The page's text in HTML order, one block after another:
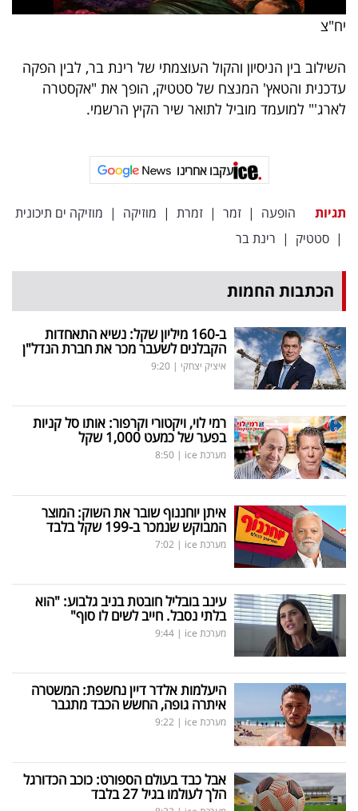
יח"צ
השילוב בין הניסיון והקול העוצמתי של רינת בר, לבין הפקה
עדכנית והטאץ' המנצח של סטטיק, הופך את "אקסטרה
לארג'" למועמד מוביל לתואר שיר הקיץ הרשמי.
עקבו אחרינו
תגיות הופעה | זמר | זמרת | מוזיקה | מוזיקה ים תיכונית
| סטטיק | רינת בר
הכתבות החמות
ב-160 מיליון שקל: נשיא התאחדות
הקבלנים לשעבר מכר את חברת הנדל"ן
איציק יצחקי |
9:20
רמי לוי, ויקטורי וקרפור: אותו סל קניות
בפער של כמעט 1,000 שקל
מערכת ice |
8:50
איתן יוחננוף שובר את השוק: המוצר
המבוקש שנמכר ב-199 שקל בלבד
מערכת ice |
7:02
עינב בובליל חובטת בניב גלבוע: "הוא
בלתי נסבל. חייב לשים לו סוף"
מערכת ice |
9:44
היעלמות אלדר דיין נחשפת: המשטרה
איתרה גופה, החשש הכבד מתגבר
מערכת ice |
9:22
אבל כבד בעולם הספורט: כוכב הכדורגל
הלך לעולמו בגיל 27 בלבד